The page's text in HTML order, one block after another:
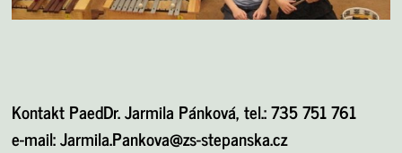
Kontakt PaedDr. Jarmila Pánková, tel.: 735 751 761
e-mail:Jarmila.Pankova@zs-stepanska.cz